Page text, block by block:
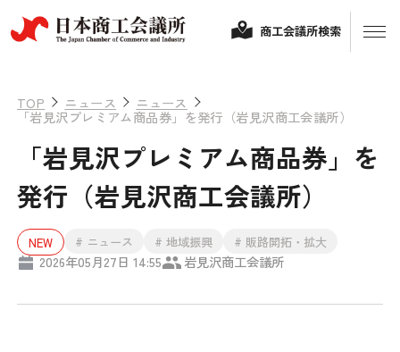
経営相談
商工会議所検索
TOP ニュース ニュース
「岩見沢プレミアム商品券」を発行（岩見沢商工会議所）
「岩見沢プレミアム商品券」を
発行（岩見沢商工会議所）
NEW # ニュース # 地域振興 # 販路開拓・拡大
2026年05月27日 14:55 岩見沢商工会議所